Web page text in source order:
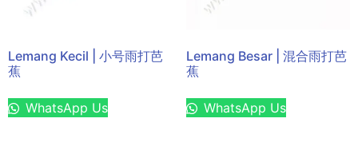
Lemang Kecil | 小号雨打芭
蕉
WhatsApp Us
Lemang Besar | 混合雨打芭
蕉
WhatsApp Us